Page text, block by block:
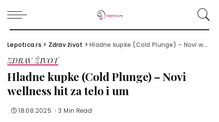
Lepotica.rs > Zdrav život >Hladne kupke (Cold Plunge) – Novi wellness hit za telo i um
ZDRAV ŽIVOT
Hladne kupke (Cold Plunge) – Novi
wellness hit za telo i um
18.08.2025. 3 Min Read